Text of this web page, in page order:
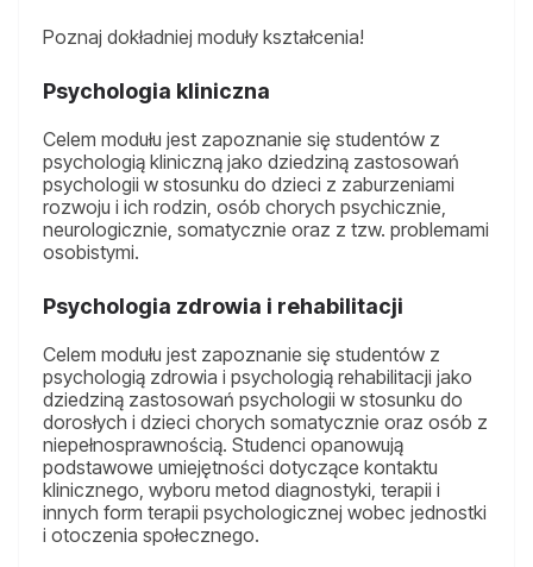
Poznaj dokładniej moduły kształcenia!
Psychologia kliniczna
Celem modułu jest zapoznanie się studentów z
psychologią kliniczną jako dziedziną zastosowań
psychologii w stosunku do dzieci z zaburzeniami
rozwoju i ich rodzin, osób chorych psychicznie,
neurologicznie, somatycznie oraz z tzw. problemami
osobistymi.
Psychologia zdrowia i rehabilitacji
Celem modułu jest zapoznanie się studentów z
psychologią zdrowia i psychologią rehabilitacji jako
dziedziną zastosowań psychologii w stosunku do
dorosłych i dzieci chorych somatycznie oraz osób z
niepełnosprawnością. Studenci opanowują
podstawowe umiejętności dotyczące kontaktu
klinicznego, wyboru metod diagnostyki, terapii i
innych form terapii psychologicznej wobec jednostki
i otoczenia społecznego.